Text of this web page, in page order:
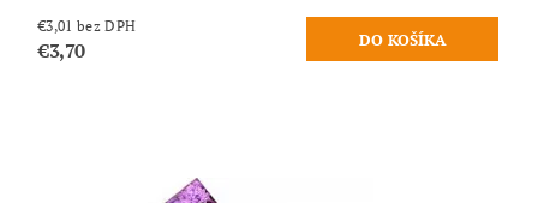
€3,01 bez DPH
€3,70